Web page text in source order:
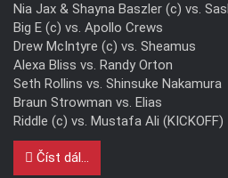
Nia Jax & Shayna Baszler (c) vs.
Big E (c) vs. Apollo Crews
Drew McIntyre (c) vs. Sheamus
Alexa Bliss vs. Randy Orton
Seth Rollins vs. Shinsuke Nakamura
Braun Strowman vs. Elias
Riddle (c) vs. Mustafa Ali (KICKOFF)
Číst dál...